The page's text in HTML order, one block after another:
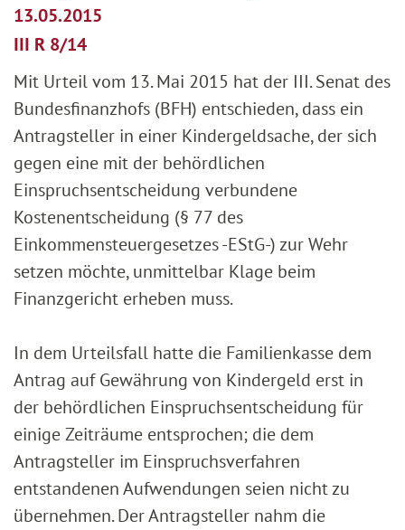
13.05.2015
III R 8/14
Mit Urteil vom 13. Mai 2015 hat der III. Senat des
Bundesfinanzhofs (BFH) entschieden, dass ein
Antragsteller in einer Kindergeldsache, der sich
gegen eine mit der behördlichen
Einspruchsentscheidung verbundene
Kostenentscheidung (§ 77 des
Einkommensteuergesetzes -EStG-) zur Wehr
setzen möchte, unmittelbar Klage beim
Finanzgericht erheben muss.
In dem Urteilsfall hatte die Familienkasse dem
Antrag auf Gewährung von Kindergeld erst in
der behördlichen Einspruchsentscheidung für
einige Zeiträume entsprochen; die dem
Antragsteller im Einspruchsverfahren
entstandenen Aufwendungen seien nicht zu
übernehmen. Der Antragsteller nahm die